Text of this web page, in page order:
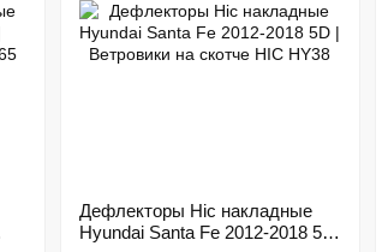
Дефлекторы Hic накладные
Hyundai Santa Fe 2012-2018 5D